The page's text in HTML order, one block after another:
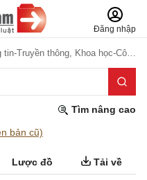
Đăng nhập
tin-Truyền thông, Khoa học-Công nghệ
Tìm nâng cao
bản cũ)
Lược đồ Tải về